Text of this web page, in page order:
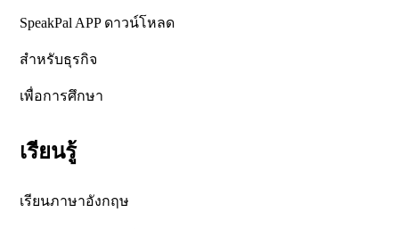
SpeakPal APP ดาวน์โหลด
สำหรับธุรกิจ
เพื่อการศึกษา
เรียนรู้
เรียนภาษาอังกฤษ